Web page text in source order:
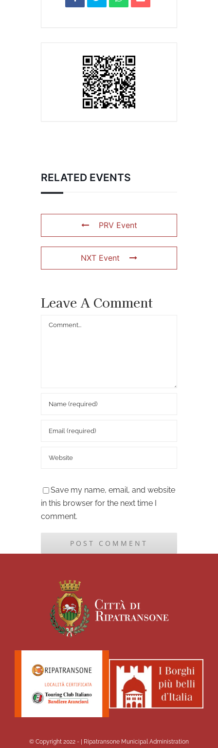
RELATED EVENTS
PRV Event
NXT Event
Leave A Comment
Comment
Save my name, email, and website
in this browser for the next time I
comment.
© Copyright 2022 - | Ripatransone Municipal Administration